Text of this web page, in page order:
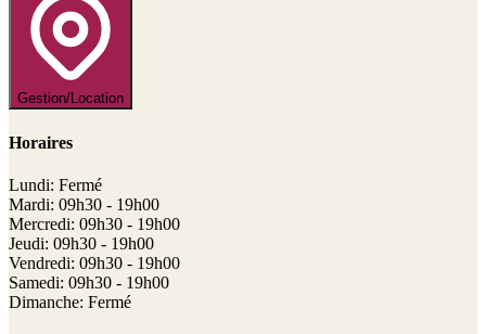
Gestion/Location
Horaires
Lundi: Fermé
Mardi: 09h30 - 19h00
Mercredi: 09h30 - 19h00
Jeudi: 09h30 - 19h00
Vendredi: 09h30 - 19h00
Samedi: 09h30 - 19h00
Dimanche: Fermé